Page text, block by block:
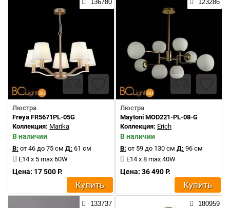
136780
Люстра
Freya FR5671PL-05G
Коллекция: Marika
В наличии
В: от 46 до 75 см Д: 61 см
E14 x 5 max 60W
Цена: 17 500 Р.
Купить
123286
Люстра
Maytoni MOD221-PL-08-G
Коллекция: Erich
В наличии
В: от 59 до 130 см Д: 96 см
E14 x 8 max 40W
Цена: 36 490 Р.
Купить
133737 180959